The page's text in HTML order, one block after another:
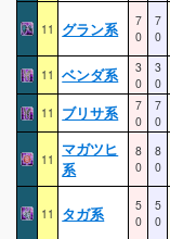
11 グラン系
7
0
7
0
11
ベンダ系
3
0
3
0
11 ブリサ系
7
0
7
0
11
マガツヒ
系
8
0
8
0
11 タガ系
5
0
5
0